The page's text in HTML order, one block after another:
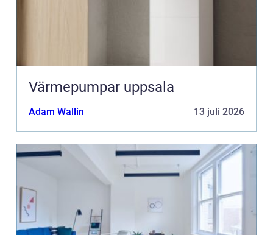
Värmepumpar uppsala
Adam Wallin 13 juli 2026